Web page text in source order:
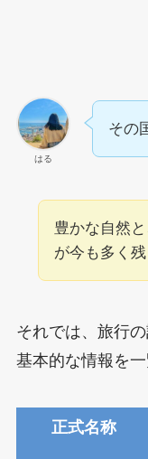
はる
その
豊かな自然
が今も多く残
それでは、旅行
基本的な情報を
正式名称